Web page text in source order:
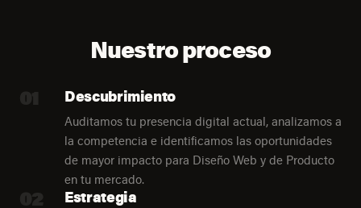
Nuestro proceso
01 Descubrimiento
Auditamos tu presencia digital actual, analizamos a
la competencia e identificamos las oportunidades
de mayor impacto para Diseño Web y de Producto
en tu mercado.
Estrategia